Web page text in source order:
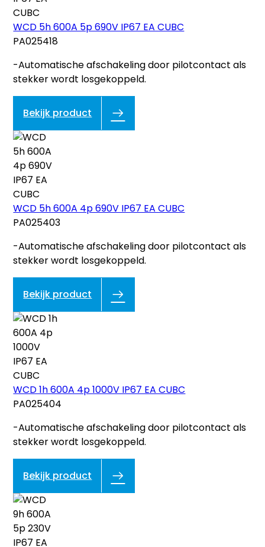
WCD 5h 600A 5p 690V IP67 EA CUBC
PA025418
-Automatische afschakeling door pilotcontact als
stekker wordt losgekoppeld.
Bekijk product
WCD 5h 600A 4p 690V IP67 EA CUBC
PA025403
-Automatische afschakeling door pilotcontact als
stekker wordt losgekoppeld.
Bekijk product
WCD 1h 600A 4p 1000V IP67 EA CUBC
PA025404
-Automatische afschakeling door pilotcontact als
stekker wordt losgekoppeld.
Bekijk product